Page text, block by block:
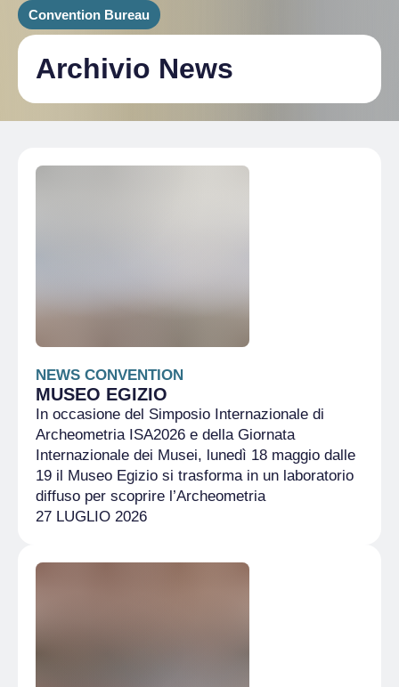
Convention Bureau
Archivio News
NEWS CONVENTION
MUSEO EGIZIO
In occasione del Simposio Internazionale di
Archeometria ISA2026 e della Giornata
Internazionale dei Musei, lunedì 18 maggio dalle
19 il Museo Egizio si trasforma in un laboratorio
diffuso per scoprire l’Archeometria
27 LUGLIO 2026